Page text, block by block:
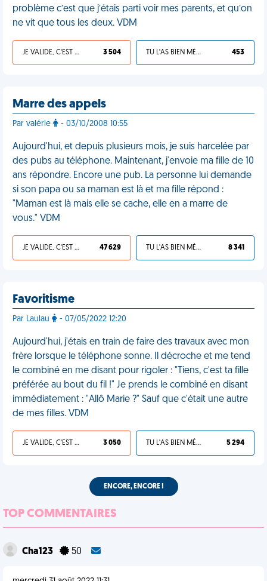
problème c’est que j’étais parti voir mes parents, et qu’on
ne vit que tous les deux. VDM
JE VALIDE, C'EST UNE VDM 3 504 TU L'AS BIEN MÉRITÉ 453
Marre des appels
Par valérie - 03/10/2008 10:55
Aujourd'hui, et depuis plusieurs mois, je suis harcelée par
des pubs au téléphone. Maintenant, j'envoie ma fille de 10
ans répondre. Encore une pub. La personne lui demande
si son papa ou sa maman est là et ma fille répond :
"Maman est là mais elle se cache, elle en a marre de
vous." VDM
JE VALIDE, C'EST UNE VDM 47 629 TU L'AS BIEN MÉRITÉ 8 341
Favoritisme
Par Laulau - 07/05/2022 12:20
Aujourd'hui, j'étais en train de faire des travaux avec mon
frère lorsque le téléphone sonne. Il décroche et me tend
le combiné en me disant pour rigoler : "Tiens, c'est ta fille
préférée au bout du fil !" Je prends le combiné en disant
immédiatement : "Allô Marie ?" Sauf que c'était une autre
de mes filles. VDM
JE VALIDE, C'EST UNE VDM 3 050 TU L'AS BIEN MÉRITÉ 5 294
ENCORE, ENCORE !
TOP COMMENTAIRES
Cha123 50